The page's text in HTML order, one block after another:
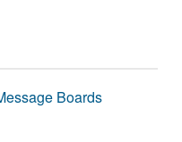
Boards